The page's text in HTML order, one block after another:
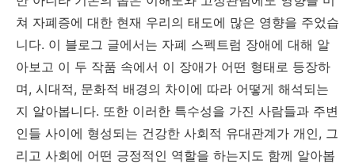
쳐 자폐증에 대한 현재 우리의 태도에 많은 영향을 주었습
니다. 이 블로그 글에서는 자폐 스펙트럼 장애에 대해 알
아보고 이 두 작품 속에서 이 장애가 어떤 형태로 등장하
며, 시대적, 문화적 배경의 차이에 따라 어떻게 해석되는
지 알아봅니다. 또한 이러한 특수성을 가진 사람들과 주변
인들 사이에 형성되는 건강한 사회적 유대관계가 개인, 그
리고 사회에 어떤 긍정적인 역할을 하는지도 함께 알아봅